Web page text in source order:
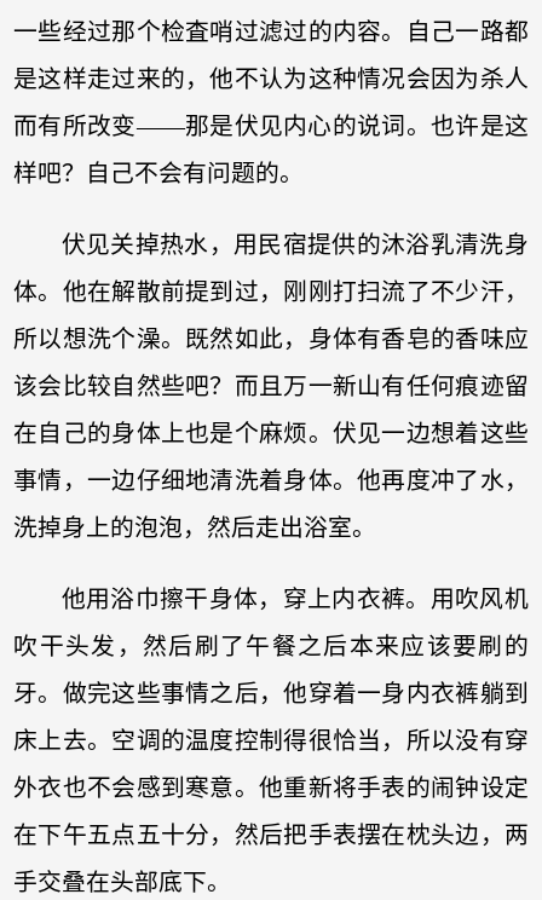
一些经过那个检査哨过滤过的内容。自己一路都
是这样走过来的，他不认为这种情况会因为杀人
而有所改变——那是伏见内心的说词。也许是这
样吧？自己不会有问题的。
伏见关掉热水，用民宿提供的沐浴乳清洗身
体。他在解散前提到过，刚刚打扫流了不少汗，
所以想洗个澡。既然如此，身体有香皂的香味应
该会比较自然些吧？而且万一新山有任何痕迹留
在自己的身体上也是个麻烦。伏见一边想着这些
事情，一边仔细地清洗着身体。他再度冲了水，
洗掉身上的泡泡，然后走出浴室。
他用浴巾擦干身体，穿上内衣裤。用吹风机
吹干头发，然后刷了午餐之后本来应该要刷的
牙。做完这些事情之后，他穿着一身内衣裤躺到
床上去。空调的温度控制得很恰当，所以没有穿
外衣也不会感到寒意。他重新将手表的闹钟设定
在下午五点五十分，然后把手表摆在枕头边，两
手交叠在头部底下。